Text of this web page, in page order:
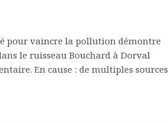
pour vaincre la pollution démontre
le ruisseau Bouchard à Dorval
En cause : de multiples sources